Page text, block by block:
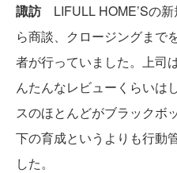
諏訪 LIFULL HOME’Sの
ら商談、クロージングまで
者が行っていました。上司
んたんなレビューくらいは
スのほとんどがブラックボ
下の育成というよりも行動
した。